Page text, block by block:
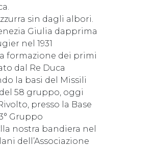
sin dagli albori.
Giulia dapprima
nel 1931
formazione dei primi
dal Re Duca
la basi del Missili
58 gruppo, oggi
presso la Base
Gruppo
nostra bandiera nel
dell’Associazione